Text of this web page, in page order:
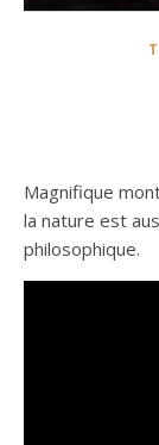
Magnifique
la nature est
philosophique.